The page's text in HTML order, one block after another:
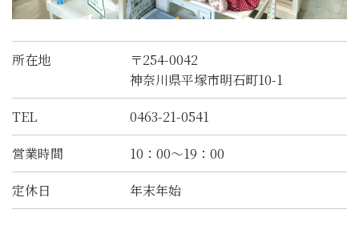
所在地
〒254-0042
神奈川県平塚市明石町10-1
TEL
0463-21-0541
営業時間
10：00～19：00
定休日
年末年始